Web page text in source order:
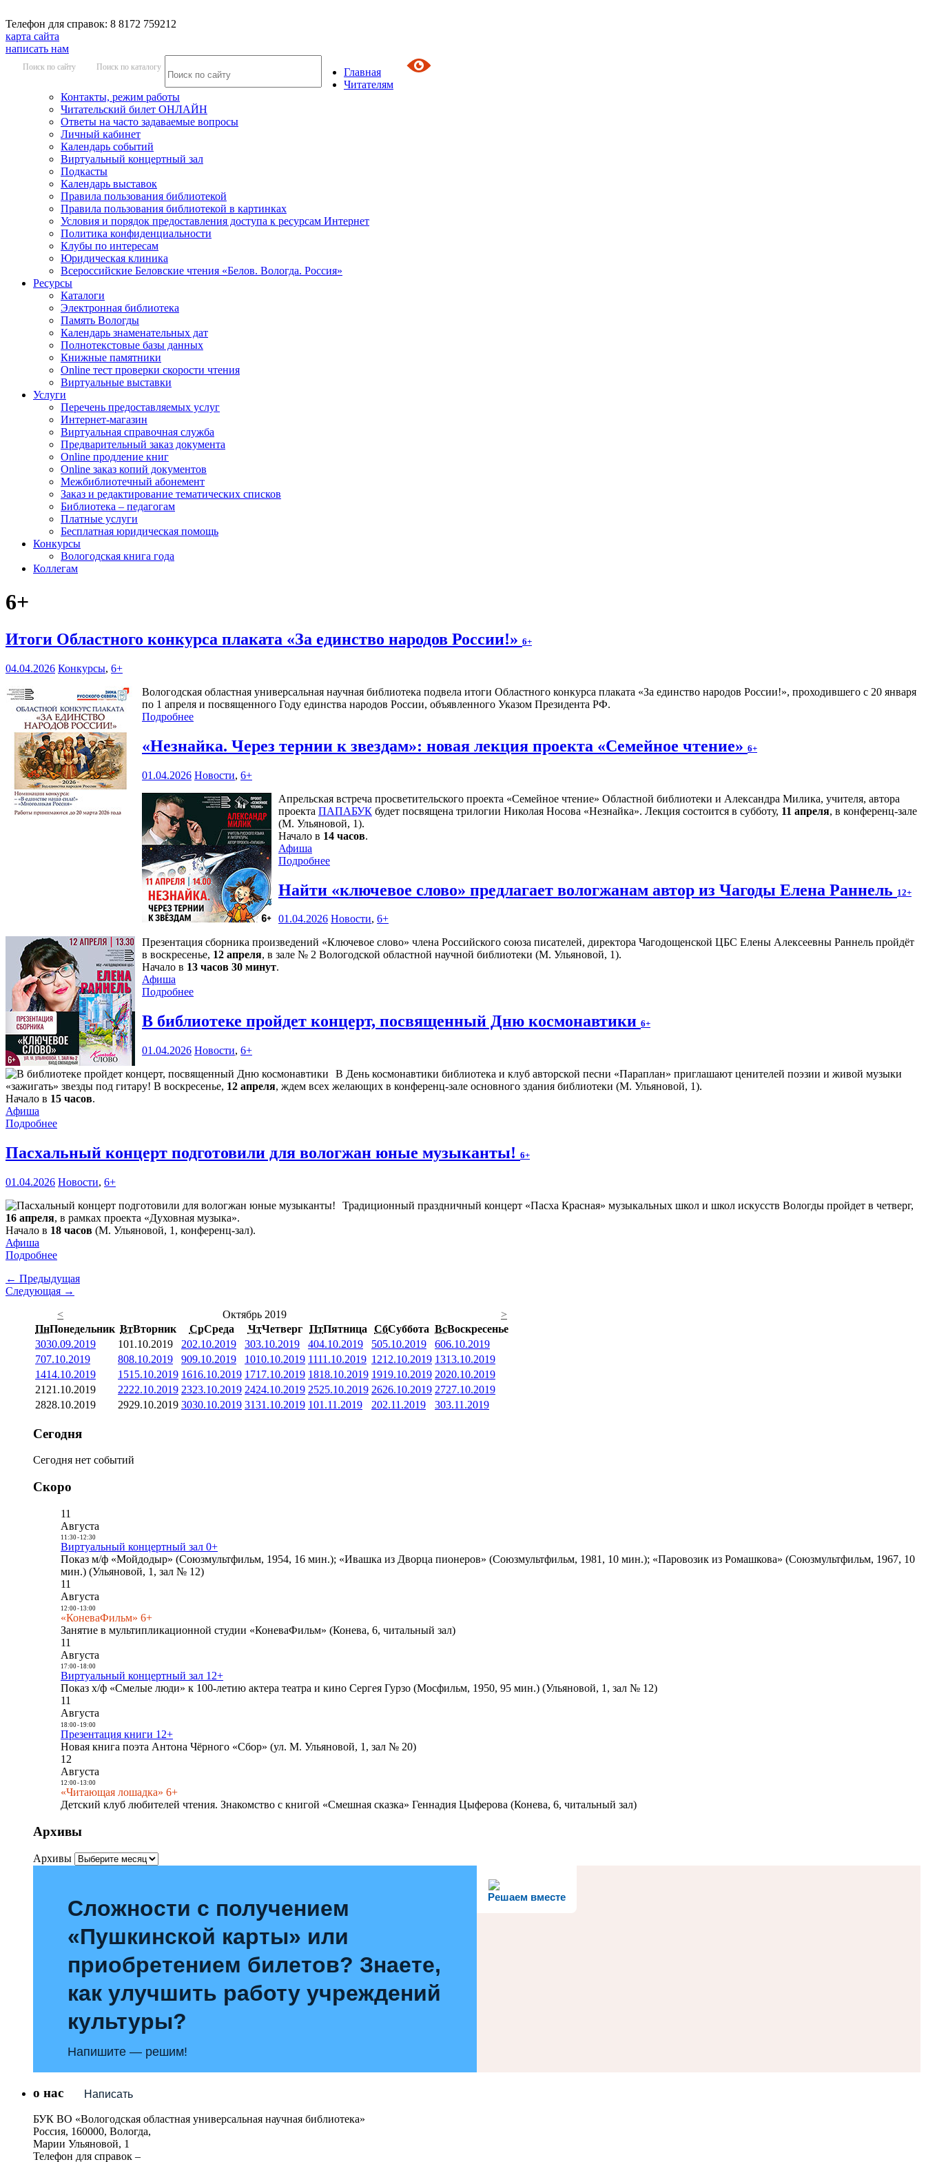
Телефон для справок: 8 8172 759212
карта сайта
написать нам
Поиск по сайту Поиск по каталогу
Главная
Читателям
Контакты, режим работы
Читательский билет ОНЛАЙН
Ответы на часто задаваемые вопросы
Личный кабинет
Календарь событий
Виртуальный концертный зал
Подкасты
Календарь выставок
Правила пользования библиотекой
Правила пользования библиотекой в картинках
Условия и порядок предоставления доступа к ресурсам Интернет
Политика конфиденциальности
Клубы по интересам
Юридическая клиника
Всероссийские Беловские чтения «Белов. Вологда. Россия»
Ресурсы
Каталоги
Электронная библиотека
Память Вологды
Календарь знаменательных дат
Полнотекстовые базы данных
Книжные памятники
Online тест проверки скорости чтения
Виртуальные выставки
Услуги
Перечень предоставляемых услуг
Интернет-магазин
Виртуальная справочная служба
Предварительный заказ документа
Online продление книг
Online заказ копий документов
Межбиблиотечный абонемент
Заказ и редактирование тематических списков
Библиотека – педагогам
Платные услуги
Бесплатная юридическая помощь
Конкурсы
Вологодская книга года
Коллегам
6+
Итоги Областного конкурса плаката «За единство народов России!» 6+
04.04.2026 Конкурсы, 6+
Вологодская областная универсальная научная библиотека подвела итоги Областного конкурса плаката «За единство народов России!», проходившего с 20 января
по 1 апреля и посвященного Году единства народов России, объявленного Указом Президента РФ.
Подробнее
«Незнайка. Через тернии к звездам»: новая лекция проекта «Семейное чтение» 6+
01.04.2026 Новости, 6+
Апрельская встреча просветительского проекта «Семейное чтение» Областной библиотеки и Александра Милика, учителя, автора
проекта ПАПАБУК будет посвящена трилогии Николая Носова «Незнайка». Лекция состоится в субботу, 11 апреля, в конференц-зале
(М. Ульяновой, 1).
Начало в 14 часов.
Афиша
Подробнее
Найти «ключевое слово» предлагает вологжанам автор из Чагоды Елена Раннель 12+
01.04.2026 Новости, 6+
Презентация сборника произведений «Ключевое слово» члена Российского союза писателей, директора Чагодощенской ЦБС Елены Алексеевны Раннель пройдёт
в воскресенье, 12 апреля, в зале № 2 Вологодской областной научной библиотеки (М. Ульяновой, 1).
Начало в 13 часов 30 минут.
Афиша
Подробнее
В библиотеке пройдет концерт, посвященный Дню космонавтики 6+
01.04.2026 Новости, 6+
В День космонавтики библиотека и клуб авторской песни «Параплан» приглашают ценителей поэзии и живой музыки
«зажигать» звезды под гитару! В воскресенье, 12 апреля, ждем всех желающих в конференц-зале основного здания библиотеки (М. Ульяновой, 1).
Начало в 15 часов.
Афиша
Подробнее
Пасхальный концерт подготовили для вологжан юные музыканты! 6+
01.04.2026 Новости, 6+
Традиционный праздничный концерт «Пасха Красная» музыкальных школ и школ искусств Вологды пройдет в четверг,
16 апреля, в рамках проекта «Духовная музыка».
Начало в 18 часов (М. Ульяновой, 1, конференц-зал).
Афиша
Подробнее
← Предыдущая
Следующая →
<
Октябрь 2019
>
ПнПонедельник ВтВторник СрСреда ЧтЧетверг ПтПятница СбСуббота ВсВоскресенье
3030.09.2019 101.10.2019 202.10.2019 303.10.2019 404.10.2019 505.10.2019 606.10.2019
707.10.2019 808.10.2019 909.10.2019 1010.10.2019 1111.10.2019 1212.10.2019 1313.10.2019
1414.10.2019 1515.10.2019 1616.10.2019 1717.10.2019 1818.10.2019 1919.10.2019 2020.10.2019
21 21.10.2019 2222.10.2019 2323.10.2019 2424.10.2019 2525.10.2019 2626.10.2019 2727.10.2019
2828.10.2019 2929.10.2019 3030.10.2019 3131.10.2019 101.11.2019 202.11.2019 303.11.2019
Сегодня
Сегодня нет событий
Скоро
11
Августа
11:30- 12:30
Виртуальный концертный зал 0+
Показ м/ф «Мойдодыр» (Союзмультфильм, 1954, 16 мин.); «Ивашка из Дворца пионеров» (Союзмультфильм, 1981, 10 мин.); «Паровозик из Ромашкова» (Союзмультфильм, 1967, 10
мин.) (Ульяновой, 1, зал № 12)
11
Августа
12:00- 13:00
«КоневаФильм» 6+
Занятие в мультипликационной студии «КоневаФильм» (Конева, 6, читальный зал)
11
Августа
17:00- 18:00
Виртуальный концертный зал 12+
Показ х/ф «Смелые люди» к 100-летию актера театра и кино Сергея Гурзо (Мосфильм, 1950, 95 мин.) (Ульяновой, 1, зал № 12)
11
Августа
18:00- 19:00
Презентация книги 12+
Новая книга поэта Антона Чёрного «Сбор» (ул. М. Ульяновой, 1, зал № 20)
12
Августа
12:00- 13:00
«Читающая лошадка» 6+
Детский клуб любителей чтения. Знакомство с книгой «Смешная сказка» Геннадия Цыферова (Конева, 6, читальный зал)
Архивы
Архивы
Решаем вместе
Сложности с получением
«Пушкинской карты» или
приобретением билетов? Знаете,
как улучшить работу учреждений
культуры?
Напишите — решим!
Написать
о нас
БУК ВО «Вологодская областная универсальная научная библиотека»
Россия, 160000, Вологда,
Марии Ульяновой, 1
Телефон для справок –